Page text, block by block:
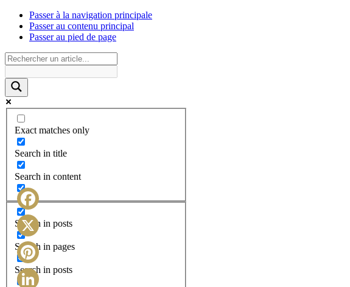
Passer à la navigation principale
Passer au contenu principal
Passer au pied de page
Exact matches only
Search in title
Search in content
Search in posts
Search in pages
Search in posts
Facebook
X
Pinterest